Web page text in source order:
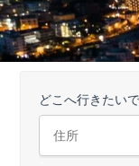
どこへ行きたい